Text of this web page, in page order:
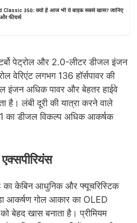
Classic 350: क्यों है आज भी ये बाइक सबसे खास? जानिए
फीचर्स
पेट्रोल और 2.0-लीटर डीजल इंजन
वेरिएंट लगभग 136 हॉर्सपावर की
इंजन अधिक पावर और बेहतर हाईवे
है। लंबी दूरी की यात्रा करने वाले
का डीजल विकल्प अधिक आकर्षक
केबिन आधुनिक और फ्यूचरिस्टिक
आकर्षण गोल आकार का OLED
बेहद खास बनाता है। प्रीमियम